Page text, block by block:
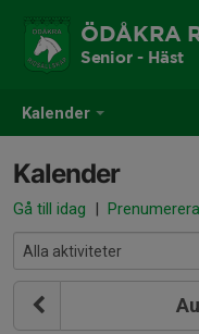
Kalender
ÖDÅKRA
Senior - Häst
Kalender
Gå till idag | Prenumerera